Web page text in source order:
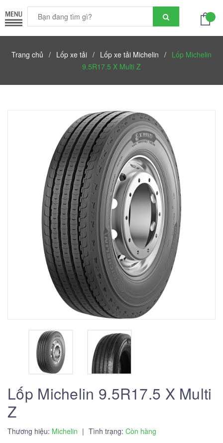
Trang chủ / Lốp xe tải / Lốp xe tải Michelin / Lốp Michelin
9.5R17.5 X Multi Z
Lốp Michelin 9.5R17.5 X Multi
Z
Thương hiệu: Michelin | Tình trạng: Còn hàng